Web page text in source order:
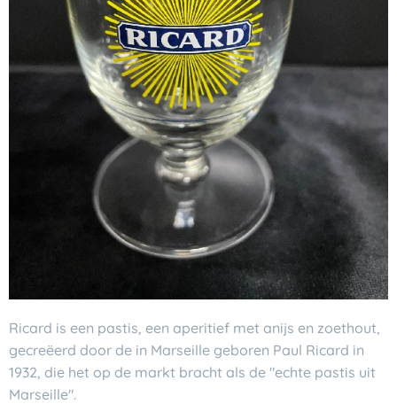
Ricard is een pastis, een aperitief met anijs en zoethout,
gecreëerd door de in Marseille geboren Paul Ricard in
1932, die het op de markt bracht als de "echte pastis uit
Marseille".